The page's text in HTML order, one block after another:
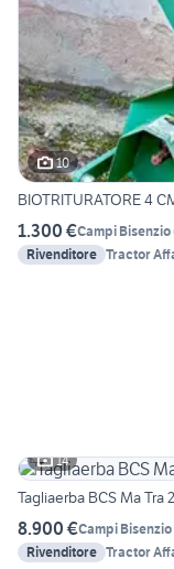
10
BIOTRITURATORE 4
1.300 €Campi Bisenzio
Rivenditore Tractor
14
Tagliaerba BCS Ma
8.900 €Campi Bisenzio
Rivenditore Tractor